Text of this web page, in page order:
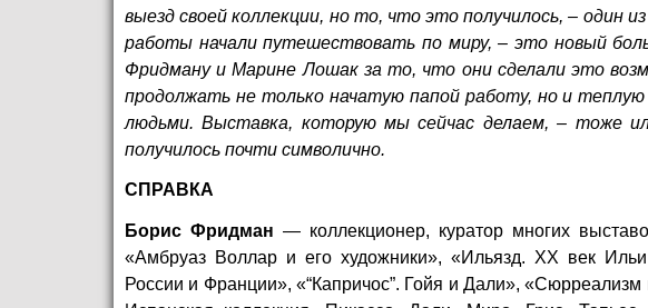
выезд своей коллекции, но то, что это получилось, – один
работы начали путешествовать по миру, – это новый
Фридману и Марине Лошак за то, что они сделали это
продолжать не только начатую папой работу, но и
людьми. Выставка, которую мы сейчас делаем, – тоже
получилось почти символично.
СПРАВКА
Борис Фридман — коллекционер, куратор многих
«Амбруаз Воллар и его художники», «Ильязд. XX век
России и Франции», «“Капричос”. Гойя и Дали», «Сюрреализм